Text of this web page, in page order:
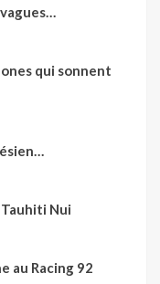
qui sonnent
Nui
au Racing 92